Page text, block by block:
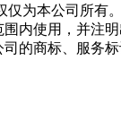
为本公司所有
内使用，并注
的商标、服务